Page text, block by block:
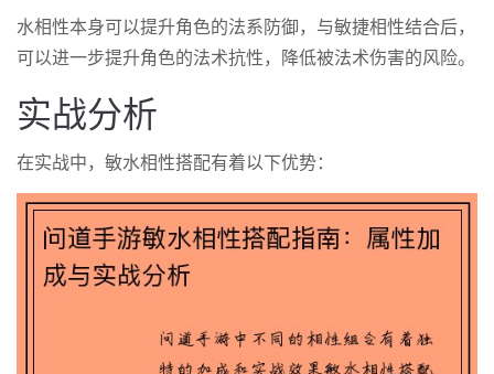
水相性本身可以提升角色的法系防御，与敏捷相性结合后，
可以进一步提升角色的法术抗性，降低被法术伤害的风险。
实战分析
在实战中，敏水相性搭配有着以下优势：